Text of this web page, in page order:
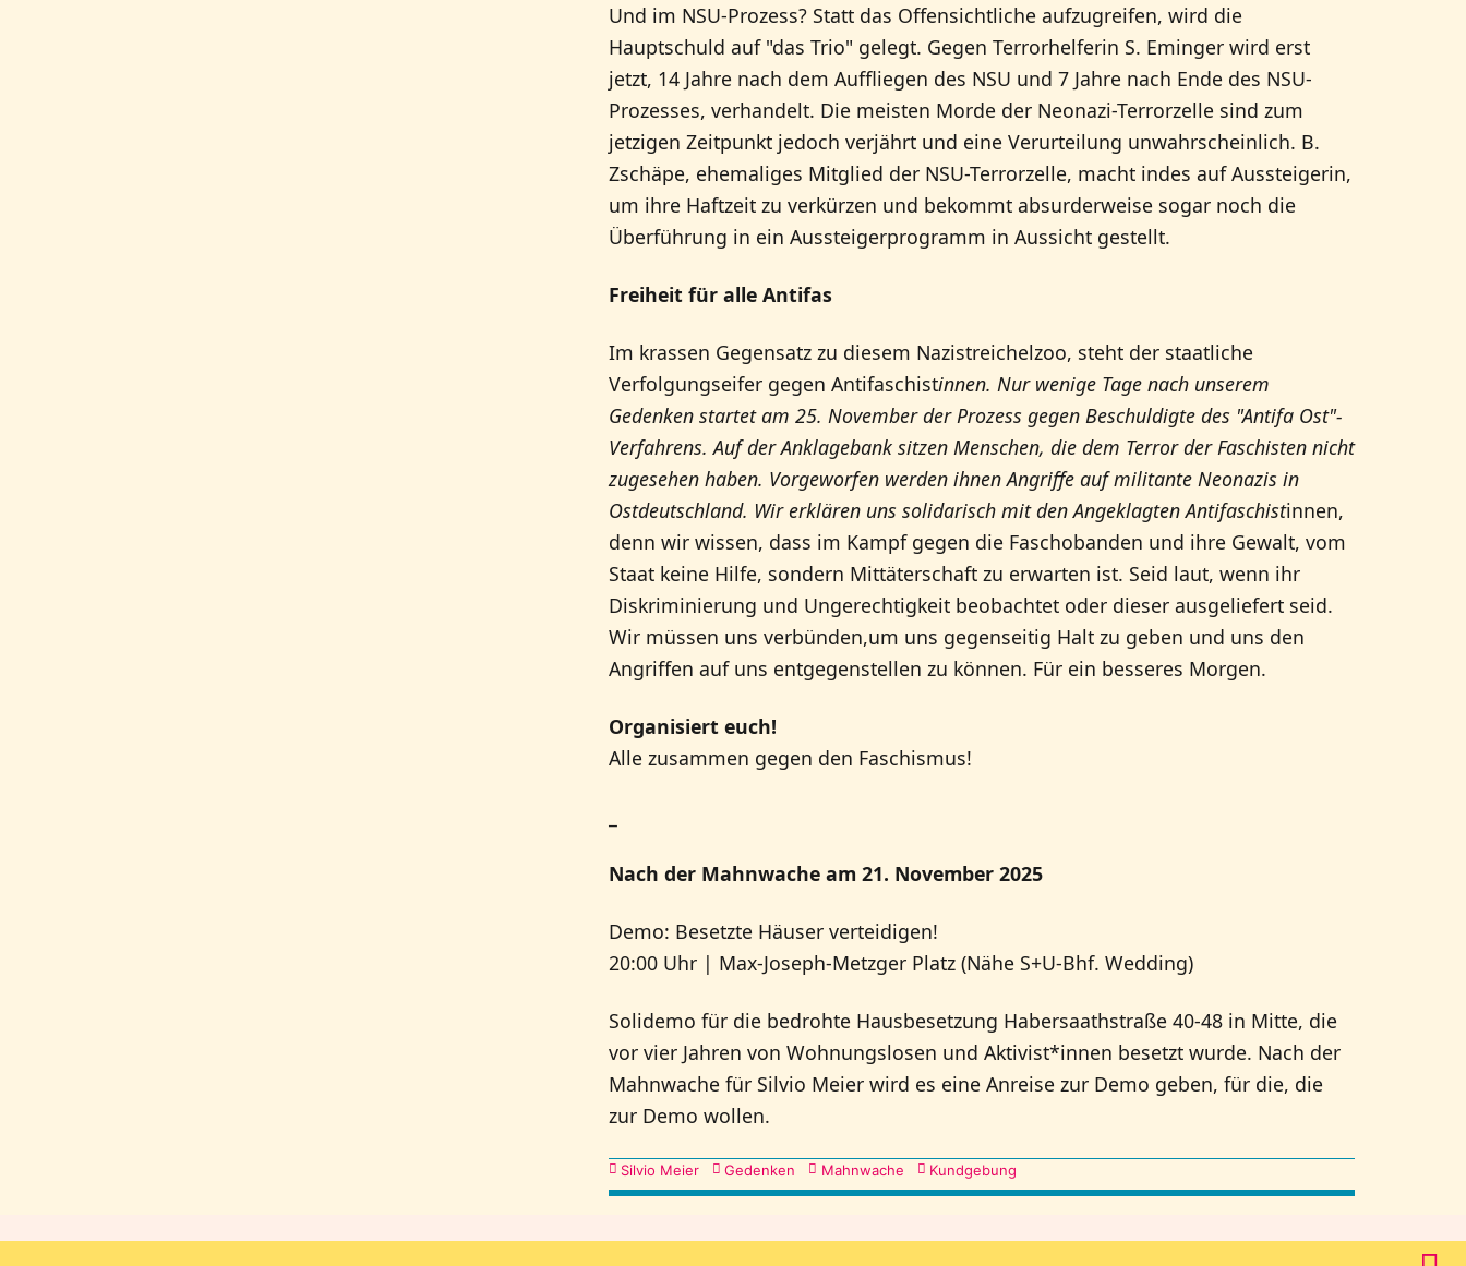
Und im NSU-Prozess? Statt das Offensichtliche aufzugreifen, wird die
Hauptschuld auf "das Trio" gelegt. Gegen Terrorhelferin S. Eminger wird erst
jetzt, 14 Jahre nach dem Auffliegen des NSU und 7 Jahre nach Ende des NSU-
Prozesses, verhandelt. Die meisten Morde der Neonazi-Terrorzelle sind zum
jetzigen Zeitpunkt jedoch verjährt und eine Verurteilung unwahrscheinlich. B.
Zschäpe, ehemaliges Mitglied der NSU-Terrorzelle, macht indes auf Aussteigerin,
um ihre Haftzeit zu verkürzen und bekommt absurderweise sogar noch die
Überführung in ein Aussteigerprogramm in Aussicht gestellt.
Freiheit für alle Antifas
Im krassen Gegensatz zu diesem Nazistreichelzoo, steht der staatliche
Verfolgungseifer gegen Antifaschistinnen. Nur wenige Tage nach unserem
Gedenken startet am 25. November der Prozess gegen Beschuldigte des "Antifa Ost"-
Verfahrens. Auf der Anklagebank sitzen Menschen, die dem Terror der Faschisten nicht
zugesehen haben. Vorgeworfen werden ihnen Angriffe auf militante Neonazis in
Ostdeutschland. Wir erklären uns solidarisch mit den Angeklagten Antifaschistinnen,
denn wir wissen, dass im Kampf gegen die Faschobanden und ihre Gewalt, vom
Staat keine Hilfe, sondern Mittäterschaft zu erwarten ist. Seid laut, wenn ihr
Diskriminierung und Ungerechtigkeit beobachtet oder dieser ausgeliefert seid.
Wir müssen uns verbünden,um uns gegenseitig Halt zu geben und uns den
Angriffen auf uns entgegenstellen zu können. Für ein besseres Morgen.
Organisiert euch!
Alle zusammen gegen den Faschismus!
Nach der Mahnwache am 21. November 2025
Demo: Besetzte Häuser verteidigen!
20:00 Uhr | Max-Joseph-Metzger Platz (Nähe S+U-Bhf. Wedding)
Solidemo für die bedrohte Hausbesetzung Habersaathstraße 40-48 in Mitte, die
vor vier Jahren von Wohnungslosen und Aktivist*innen besetzt wurde. Nach der
Mahnwache für Silvio Meier wird es eine Anreise zur Demo geben, für die, die
zur Demo wollen.
Kategorien
Silvio Meier Gedenken Mahnwache Kundgebung